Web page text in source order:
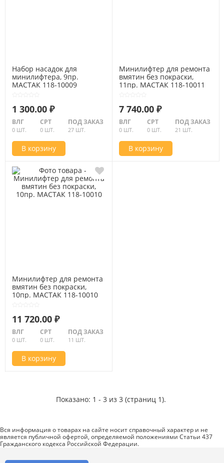
Набор насадок для
минилифтера, 9пр.
МАСТАК 118-10009
1 300.00 ₽
ВЛГ
0 ШТ.
СРТ
0 ШТ.
ПОД ЗАКАЗ
27 ШТ.
В корзину
Минилифтер для ремонта
вмятин без покраски,
11пр. МАСТАК 118-10011
7 740.00 ₽
ВЛГ
0 ШТ.
СРТ
0 ШТ.
ПОД ЗАКАЗ
21 ШТ.
В корзину
Минилифтер для ремонта
вмятин без покраски,
10пр. МАСТАК 118-10010
11 720.00 ₽
ВЛГ
0 ШТ.
СРТ
0 ШТ.
ПОД ЗАКАЗ
11 ШТ.
В корзину
Показано: 1 - 3 из 3 (страниц 1).
Вся информация о товарах на сайте носит справочный характер и не
является публичной офертой, определяемой положениями Статьи 437
Гражданского кодекса Российской Федерации.